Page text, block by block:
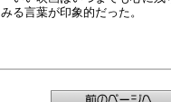
みる言葉が印象的だった。